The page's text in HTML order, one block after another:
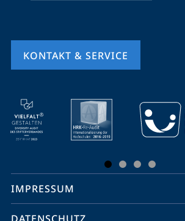
KONTAKT & SERVICE
Mobile-
Service-
Navigation
Social
Media
IMPRESSUM
DATENSCHUTZ